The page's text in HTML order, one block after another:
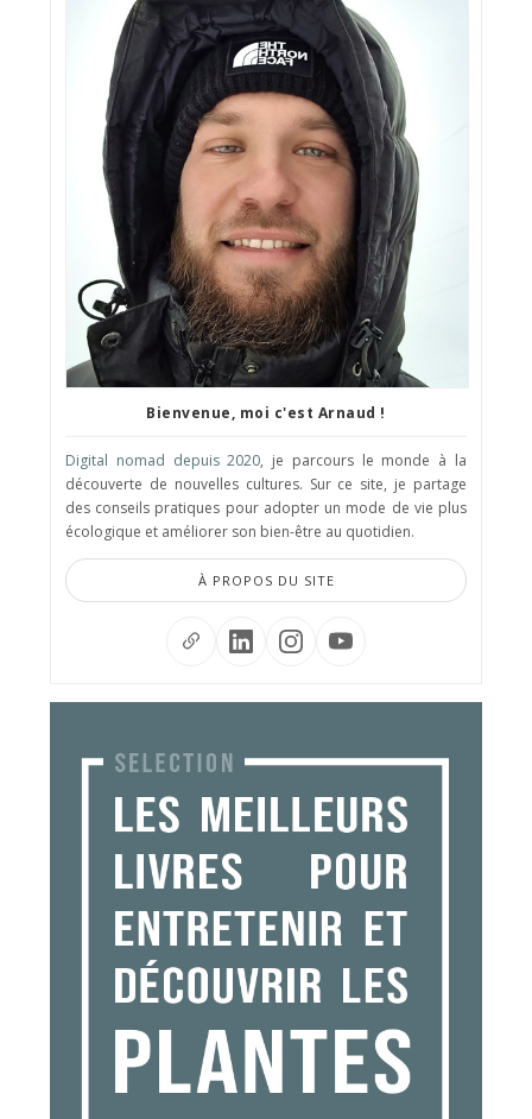
Bienvenue, moi c'est Arnaud !
Digital nomad depuis 2020, je parcours le monde à la
découverte de nouvelles cultures. Sur ce site, je partage
des conseils pratiques pour adopter un mode de vie plus
écologique et améliorer son bien-être au quotidien.
À PROPOS DU SITE